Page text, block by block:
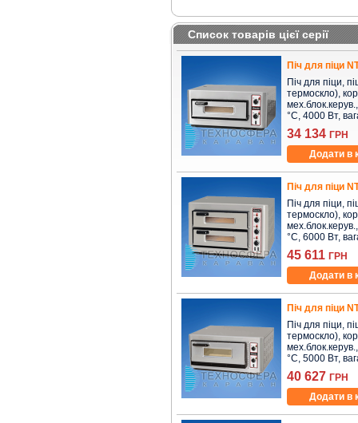
Список товарів цієї серії
Піч для піци
Піч для піци,
термоскло),
°C, 4000 Вт,
34 134 ГРН
Додати в
Піч для піци
Піч для піци,
термоскло),
°C, 6000 Вт,
45 611 ГРН
Додати в
Піч для піци
Піч для піци,
термоскло),
°C, 5000 Вт,
40 627 ГРН
Додати в